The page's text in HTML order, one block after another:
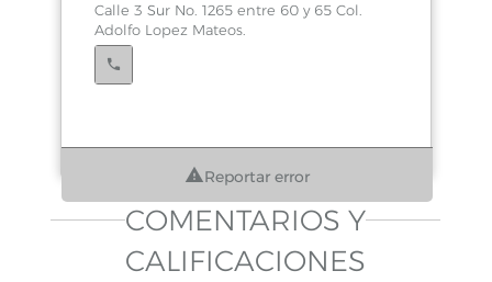
Calle 3 Sur No. 1265 entre 60 y 65 Col.
Adolfo Lopez Mateos.
Reportar error
COMENTARIOS Y
CALIFICACIONES